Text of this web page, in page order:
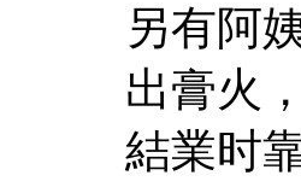
另有阿
出膏火
結業时